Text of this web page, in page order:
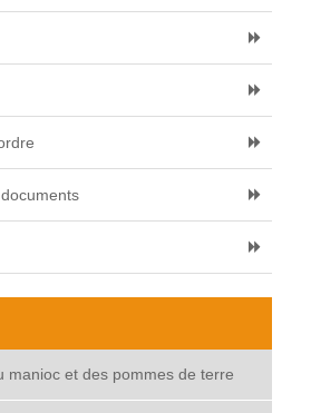
manioc et des pommes de terre